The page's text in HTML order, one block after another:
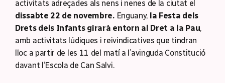
activitats adreçades als nens i nenes de la ciutat el
dissabte 22 de novembre. Enguany, la Festa dels
Drets dels Infants girarà entorn al Dret a la Pau,
amb activitats lúdiques i reivindicatives que tindran
lloc a partir de les 11 del matí a l’avinguda Constitució
davant l’Escola de Can Salvi.